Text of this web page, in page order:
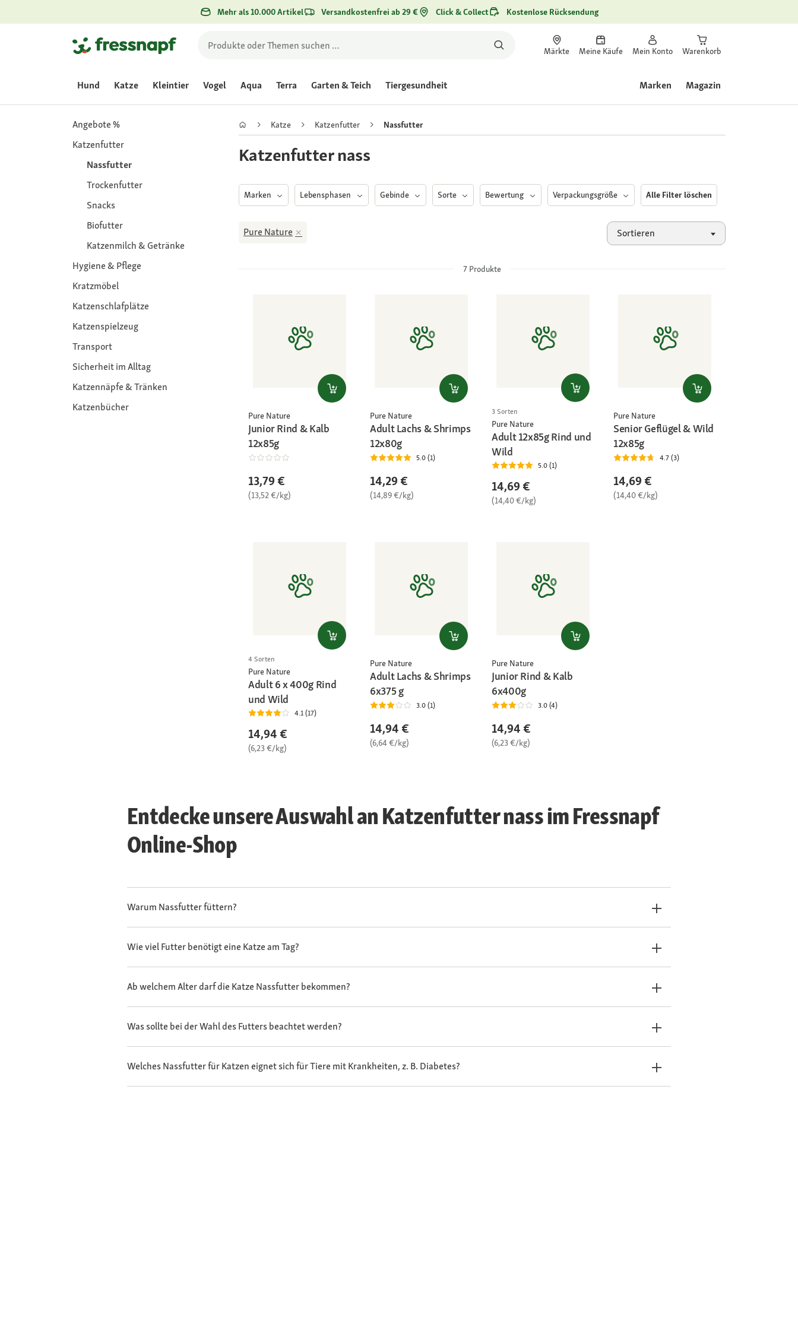
Mehr als 10.000 Artikel Versandkostenfrei ab 29 € Click & Collect Kostenlose Rücksendung
Märkte Meine Käufe Mein Konto Warenkorb
Hund Katze Kleintier Vogel Aqua Terra Garten & Teich Tiergesundheit Marken Magazin
Angebote %
Katzenfutter
Nassfutter
Trockenfutter
Snacks
Biofutter
Katzenmilch & Getränke
Hygiene & Pflege
Kratzmöbel
Katzenschlafplätze
Katzenspielzeug
Transport
Sicherheit im Alltag
Katzennäpfe & Tränken
Katzenbücher
Katze Katzenfutter Nassfutter
Katzenfutter nass
Marken Lebensphasen Gebinde Sorte Bewertung Verpackungsgröße Alle Filter löschen
Sortieren
Pure Nature
7 Produkte
Pure Nature
Junior Rind & Kalb
12x85g
13,79 €
(13,52 €/kg)
Pure Nature
Adult Lachs & Shrimps
12x80g
5.0 (1)
14,29 €
(14,89 €/kg)
3 Sorten
Pure Nature
Adult 12x85g Rind und
Wild
5.0 (1)
14,69 €
(14,40 €/kg)
Pure Nature
Senior Geflügel & Wild
12x85g
4.7 (3)
14,69 €
(14,40 €/kg)
4 Sorten
Pure Nature
Adult 6 x 400g Rind
und Wild
4.1 (17)
14,94 €
(6,23 €/kg)
Pure Nature
Adult Lachs & Shrimps
6x375 g
3.0 (1)
14,94 €
(6,64 €/kg)
Pure Nature
Junior Rind & Kalb
6x400g
3.0 (4)
14,94 €
(6,23 €/kg)
Entdecke unsere Auswahl an Katzenfutter nass im Fressnapf
Online-Shop
Warum Nassfutter füttern?
Wie viel Futter benötigt eine Katze am Tag?
Ab welchem Alter darf die Katze Nassfutter bekommen?
Was sollte bei der Wahl des Futters beachtet werden?
Welches Nassfutter für Katzen eignet sich für Tiere mit Krankheiten, z. B. Diabetes?